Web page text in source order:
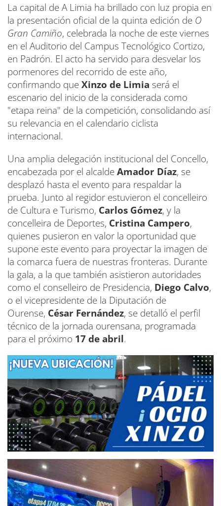
La capital de A Limia ha brillado con luz propia en
la presentación oficial de la quinta edición de O
Gran Camiño, celebrada la noche de este viernes
en el Auditorio del Campus Tecnológico Cortizo,
en Padrón. El acto ha servido para desvelar los
pormenores del recorrido de este año,
confirmando queXinzo de Limia será el
escenario del inicio de la considerada como
"etapa reina" de la competición, consolidando así
su relevancia en el calendario ciclista
internacional.
Una amplia delegación institucional del Concello,
encabezada por el alcaldeAmador Díaz, se
desplazó hasta el evento para respaldar la
prueba. Junto al regidor estuvieron el concelleiro
de Cultura e Turismo, Carlos Gómez, y la
concelleira de Deportes, Cristina Campero,
quienes pusieron en valor la oportunidad que
supone este evento para proyectar la imagen de
la comarca fuera de nuestras fronteras. Durante
la gala, a la que también asistieron autoridades
como el conselleiro de Presidencia, Diego Calvo,
o el vicepresidente de la Diputación de
Ourense, César Fernández, se detalló el perfil
técnico de la jornada ourensana, programada
para el próximo 17 de abril.